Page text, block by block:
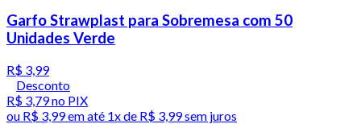
Garfo Strawplast para Sobremesa com 50
Unidades Verde
R$ 3,99
Desconto
R$ 3,79no PIX
ou R$ 3,99em até 1x de R$ 3,99sem juros